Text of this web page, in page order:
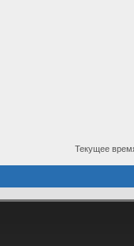
Текущее